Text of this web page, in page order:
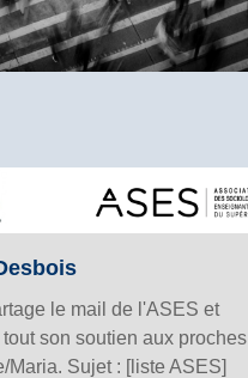
le mail de l'ASES et
son soutien aux proches
Maria. Sujet : [liste ASES]